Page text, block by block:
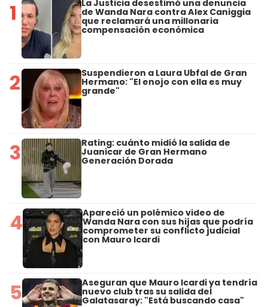
1 La Justicia desestimó una denuncia
de Wanda Nara contra Alex Caniggia
que reclamará una millonaria
compensación económica
2 Suspendieron a Laura Ubfal de Gran
Hermano: "El enojo con ella es muy
grande"
3 Rating: cuánto midió la salida de
Juanicar de Gran Hermano
Generación Dorada
4 Apareció un polémico video de
Wanda Nara con sus hijas que podría
comprometer su conflicto judicial
con Mauro Icardi
5 Aseguran que Mauro Icardi ya tendría
nuevo club tras su salida del
Galatasaray: "Está buscando casa"